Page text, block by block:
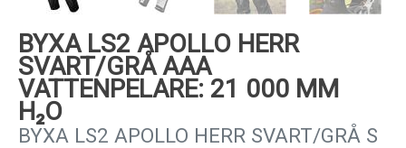
BYXA LS2 APOLLO HERR
SVART/GRÅ AAA
VATTENPELARE: 21 000 MM
H₂O
BYXA LS2 APOLLO HERR SVART/GRÅ S